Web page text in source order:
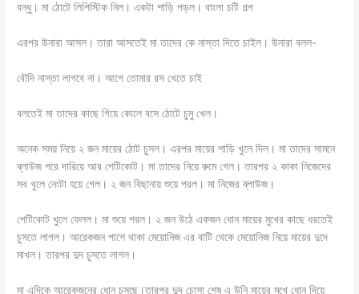
বন্ধু। মা ঠোটে লিপিস্টিক নিল। একটা শাড়ি পড়ল। বাংলা চটি গল্প
এরপর উনারা আসল। তারা আসতেই মা তাদের কে নাস্তা দিতে চাইল। উনারা বলল-
বৌদি নাস্তা লাগবে না। আগে তোমার রস খেতে চাই
বলতেই মা তাদের কাছে গিয়ে কোলে বসে ঠোটে চুমু খেল।
অনেক সময় নিয়ে ২ জন মায়ের ঠোট চুসল। এরপর মায়ের শাড়ি খুলে দিল। মা তাদের সামনে
ব্লাউজ পরে দারিয়ে আর পেটিকোট। মা তাদের নিয়ে রুমে গেল। তারপর ২ কাকা নিজেদের
সব খুলে নেংটা হয়ে গেল। ২ জন বিছানায় শুয়ে পরল। মা নিজের ব্লাউজ।
পেটিকোট খুলে ফেলল। মা শুয়ে পরল। ২ জন উঠে একজন ধোন মায়ের মুখের কাছে ধরতেই
চুসতে লাগল। আরেকজন পাশে থাকা মেয়োনিজ এর বাটি থেকে মেয়োনিজ নিয়ে মায়ের দুদে
মাখল। তারপর দুদ চুসতে লাগল।
মা এদিকে আরেকজনের ধোন চুসছে।তারপর দুদ চোসা শেষ এ উনি মায়ের মুখে ধোন দিয়ে